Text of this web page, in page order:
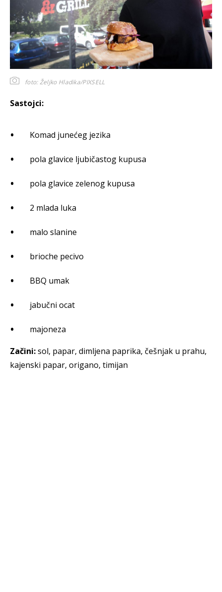
foto: Željko Hladika/PIXSELL
Sastojci:
Komad junećeg jezika
pola glavice ljubičastog kupusa
pola glavice zelenog kupusa
2 mlada luka
malo slanine
brioche pecivo
BBQ umak
jabučni ocat
majoneza
Začini:sol, papar, dimljena paprika, češnjak u prahu,
kajenski papar, origano, timijan